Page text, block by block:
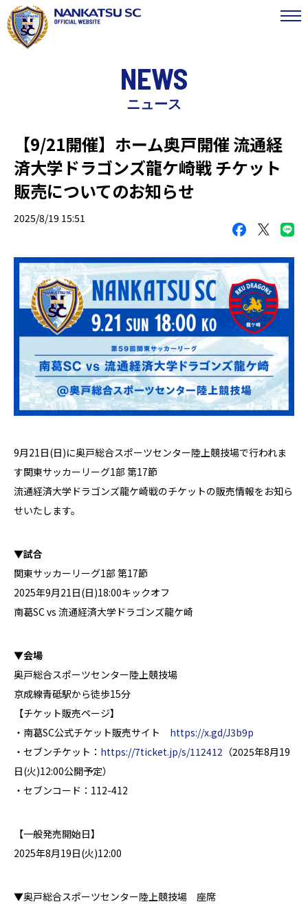
NEWS
ニュース
【9/21開催】ホーム奥戸開催 流通経
済大学ドラゴンズ龍ケ崎戦 チケット
販売についてのお知らせ
2025/8/19 15:51
9月21日(日)に奥戸総合スポーツセンター陸上競技場で行われま
す関東サッカーリーグ1部 第17節
流通経済大学ドラゴンズ龍ケ崎戦のチケットの販売情報をお知ら
せいたします。
▼試合
関東サッカーリーグ1部 第17節
2025年9月21日(日)18:00キックオフ
南葛SC vs 流通経済大学ドラゴンズ龍ケ崎
▼会場
奥戸総合スポーツセンター陸上競技場
京成線青砥駅から徒歩15分
【チケット販売ページ】
・南葛SC公式チケット販売サイト https://x.gd/J3b9p
・セブンチケット： https://7ticket.jp/s/112412 （2025年8月19
日(火)12:00公開予定）
・セブンコード：112-412
【一般発売開始日】
2025年8月19日(火)12:00
▼奥戸総合スポーツセンター陸上競技場 座席